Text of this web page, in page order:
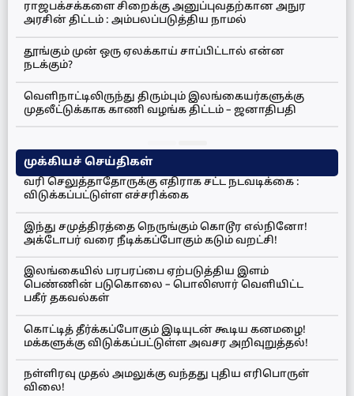
ராஜபக்சக்களை சிறைக்கு அனுப்புவதற்கான அநுர
அரசின் திட்டம் : அம்பலப்படுத்திய நாமல்
தூங்கும் முன் ஒரு ஏலக்காய் சாப்பிட்டால் என்ன
நடக்கும்?
வெளிநாட்டிலிருந்து திரும்பும் இலங்கையர்களுக்கு
முதலீட்டுக்காக காணி வழங்க திட்டம் – ஜனாதிபதி
முக்கியச் செய்திகள்
வரி செலுத்தாதோருக்கு எதிராக சட்ட நடவடிக்கை :
விடுக்கப்பட்டுள்ள எச்சரிக்கை
இந்து சமுத்திரத்தை நெருங்கும் கொடூர எல்நினோ!
அக்டோபர் வரை நீடிக்கப்போகும் கடும் வறட்சி!
இலங்கையில் பரபரப்பை ஏற்படுத்திய இளம்
பெண்ணின் படுகொலை – பொலிஸார் வெளியிட்ட
பகீர் தகவல்கள்
கொட்டித் தீர்க்கப்போகும் இடியுடன் கூடிய கனமழை!
மக்களுக்கு விடுக்கப்பட்டுள்ள அவசர அறிவுறுத்தல்!
நள்ளிரவு முதல் அமலுக்கு வந்தது புதிய எரிபொருள்
விலை!